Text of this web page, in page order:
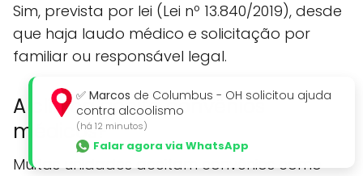
Sim, prevista por lei (Lei nº 13.840/2019), desde
que haja laudo médico e solicitação por
familiar ou responsável legal.
A clínica aceita convênios
médicos?
Muitas unidades aceitam convênios como
✅ Marcos de Columbus - OH solicitou ajuda
contra alcoolismo
(há 12 minutos)
Falar agora via WhatsApp